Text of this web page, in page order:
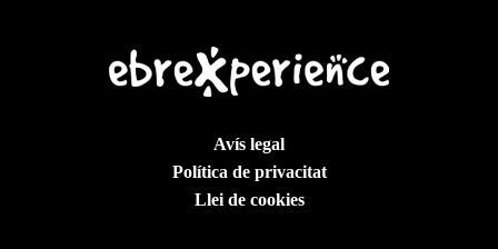
Avís legal
Política de privacitat
Llei de cookies